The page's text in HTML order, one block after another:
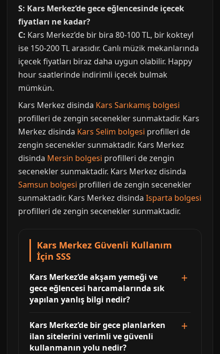
S: Kars Merkez’de gece eğlencesinde içecek
fiyatları ne kadar?
C: Kars Merkez’de bir bira 80-100 TL, bir kokteyl
ise 150-200 TL arasıdır. Canlı müzik mekanlarında
içecek fiyatları biraz daha uygun olabilir. Happy
hour saatlerinde indirimli içecek bulmak
mümkün.
Kars Merkez disinda Kars Sarıkamış bolgesi
profilleri de zengin secenekler sunmaktadir. Kars
Merkez disinda Kars Selim bolgesi profilleri de
zengin secenekler sunmaktadir. Kars Merkez
disinda Mersin bolgesi profilleri de zengin
secenekler sunmaktadir. Kars Merkez disinda
Samsun bolgesi profilleri de zengin secenekler
sunmaktadir. Kars Merkez disinda Isparta bolgesi
profilleri de zengin secenekler sunmaktadir.
Kars Merkez Güvenli Kullanım
İçin SSS
Kars Merkez’de akşam yemeği ve
gece eğlencesi harcamalarında sık
yapılan yanlış bilgi nedir?
Kars Merkez’de bir gece planlarken
ilan sitelerini verimli ve güvenli
kullanmanın yolu nedir?